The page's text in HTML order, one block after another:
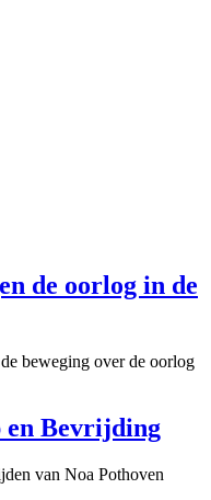
de oorlog in de
beweging over de oorlog
en Bevrijding
van Noa Pothoven